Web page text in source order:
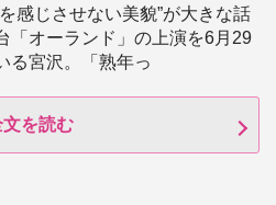
感じさせない美貌”が大きな話
「オーランド」の上演を6月29
る宮沢。「熟年っ
文を読む